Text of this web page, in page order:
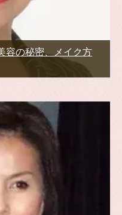
容の秘密、メイク方